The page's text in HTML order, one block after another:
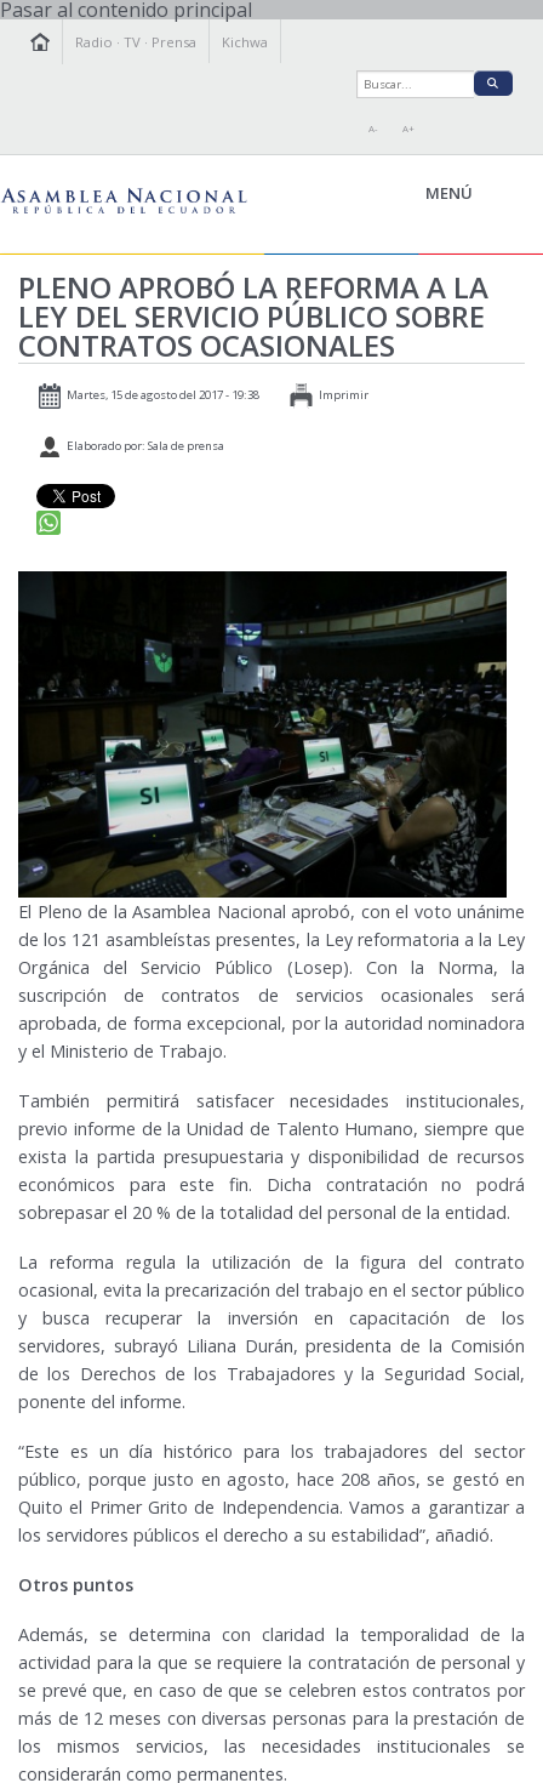
Pasar al contenido principal
Radio ·TV · Prensa Kichwa
A- A+
MENÚ
LA ASAMBLEA
LEGISLAMOS
FISCALIZAMOS
PRENSA
PARTICIPACIÓN
RELACIONES INTERNACIONALES
AGENDA
PLENO APROBÓ LA REFORMA A LA
LEY DEL SERVICIO PÚBLICO SOBRE
CONTRATOS OCASIONALES
Martes, 15 de agosto del 2017 - 19:38 Imprimir
Elaborado por: Sala de prensa
El Pleno de la Asamblea Nacional aprobó, con el voto unánime
de los 121 asambleístas presentes, la Ley reformatoria a la Ley
Orgánica del Servicio Público (Losep). Con la Norma, la
suscripción de contratos de servicios ocasionales será
aprobada, de forma excepcional, por la autoridad nominadora
y el Ministerio de Trabajo.
También permitirá satisfacer necesidades institucionales,
previo informe de la Unidad de Talento Humano, siempre que
exista la partida presupuestaria y disponibilidad de recursos
económicos para este fin. Dicha contratación no podrá
sobrepasar el 20 % de la totalidad del personal de la entidad.
La reforma regula la utilización de la figura del contrato
ocasional, evita la precarización del trabajo en el sector público
y busca recuperar la inversión en capacitación de los
servidores, subrayó Liliana Durán, presidenta de la Comisión
de los Derechos de los Trabajadores y la Seguridad Social,
ponente del informe.
“Este es un día histórico para los trabajadores del sector
público, porque justo en agosto, hace 208 años, se gestó en
Quito el Primer Grito de Independencia. Vamos a garantizar a
los servidores públicos el derecho a su estabilidad”, añadió.
Otros puntos
Además, se determina con claridad la temporalidad de la
actividad para la que se requiere la contratación de personal y
se prevé que, en caso de que se celebren estos contratos por
más de 12 meses con diversas personas para la prestación de
los mismos servicios, las necesidades institucionales se
considerarán como permanentes.